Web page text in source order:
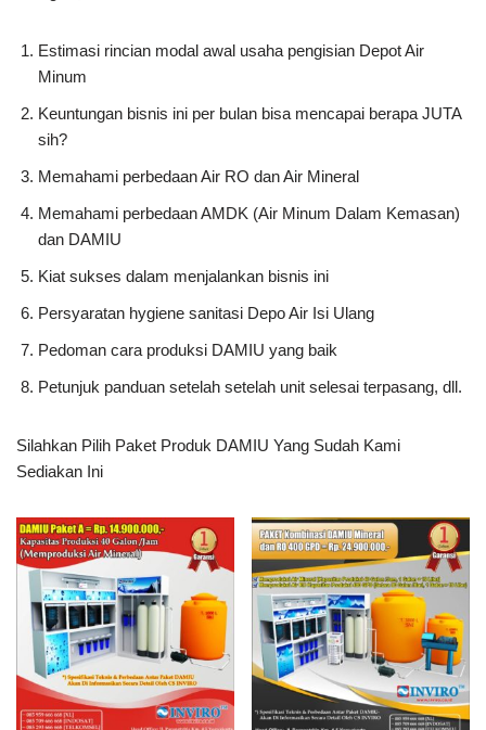
Estimasi rincian modal awal usaha pengisian Depot Air
Minum
Keuntungan bisnis ini per bulan bisa mencapai berapa JUTA
sih?
Memahami perbedaan Air RO dan Air Mineral
Memahami perbedaan AMDK (Air Minum Dalam Kemasan)
dan DAMIU
Kiat sukses dalam menjalankan bisnis ini
Persyaratan hygiene sanitasi Depo Air Isi Ulang
Pedoman cara produksi DAMIU yang baik
Petunjuk panduan setelah setelah unit selesai terpasang, dll.
Silahkan Pilih Paket Produk DAMIU Yang Sudah Kami
Sediakan Ini